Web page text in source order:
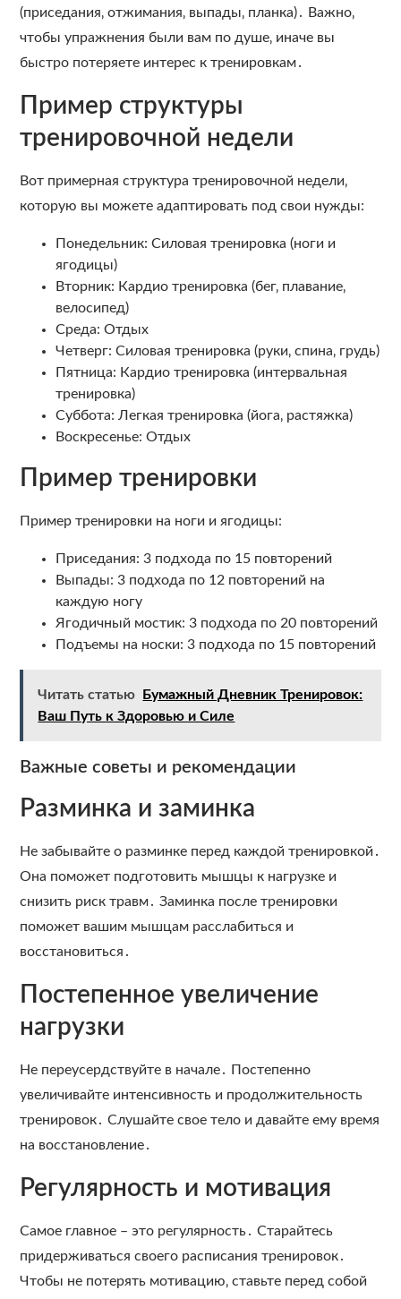
(приседания‚ отжимания‚ выпады‚ планка)․ Важно‚
чтобы упражнения были вам по душе‚ иначе вы
быстро потеряете интерес к тренировкам․
Пример структуры
тренировочной недели
Вот примерная структура тренировочной недели‚
которую вы можете адаптировать под свои нужды:
Понедельник: Силовая тренировка (ноги и
ягодицы)
Вторник: Кардио тренировка (бег‚ плавание‚
велосипед)
Среда: Отдых
Четверг: Силовая тренировка (руки‚ спина‚ грудь)
Пятница: Кардио тренировка (интервальная
тренировка)
Суббота: Легкая тренировка (йога‚ растяжка)
Воскресенье: Отдых
Пример тренировки
Пример тренировки на ноги и ягодицы:
Приседания: 3 подхода по 15 повторений
Выпады: 3 подхода по 12 повторений на
каждую ногу
Ягодичный мостик: 3 подхода по 20 повторений
Подъемы на носки: 3 подхода по 15 повторений
Читать статью
Бумажный Дневник Тренировок:
Ваш Путь к Здоровью и Силе
Важные советы и рекомендации
Разминка и заминка
Не забывайте о разминке перед каждой тренировкой․
Она поможет подготовить мышцы к нагрузке и
снизить риск травм․ Заминка после тренировки
поможет вашим мышцам расслабиться и
восстановиться․
Постепенное увеличение
нагрузки
Не переусердствуйте в начале․ Постепенно
увеличивайте интенсивность и продолжительность
тренировок․ Слушайте свое тело и давайте ему время
на восстановление․
Регулярность и мотивация
Самое главное – это регулярность․ Старайтесь
придерживаться своего расписания тренировок․
Чтобы не потерять мотивацию‚ ставьте перед собой